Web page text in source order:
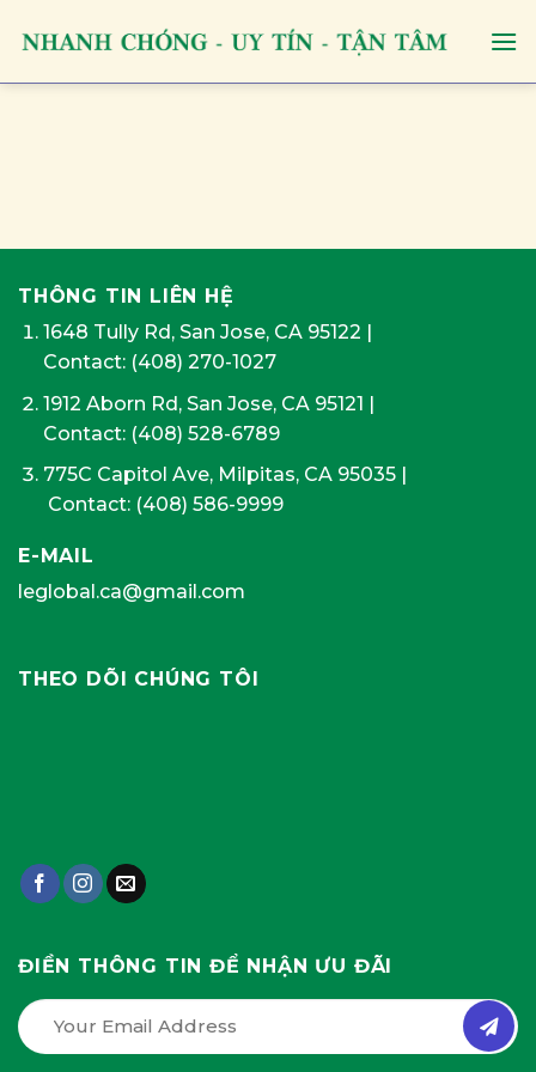
THÔNG TIN LIÊN HỆ
1648 Tully Rd, San Jose, CA 95122 |
Contact: (408) 270-1027
1912 Aborn Rd, San Jose, CA 95121 |
Contact: (408) 528-6789
775C Capitol Ave, Milpitas, CA 95035|
Contact: (408) 586-9999
E-MAIL
leglobal.ca@gmail.com
THEO DÕI CHÚNG TÔI
ĐIỀN THÔNG TIN ĐỂ NHẬN ƯU ĐÃI